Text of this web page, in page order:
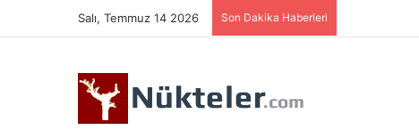
Salı, Temmuz 14 2026 Son Dakika Haberleri